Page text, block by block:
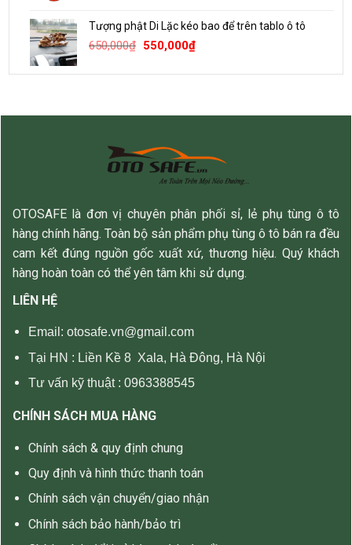
300,000₫.là:
250,000₫.
Tượng phật Di Lặc kéo bao để trên tablo ô tô
650,000₫ Giá
là:
550,000₫Giá
tại
OTOSAFE là đơn vị chuyên phân phối sỉ, lẻ phụ tùng ô tô
hàng chính hãng. Toàn bộ sản phẩm phụ tùng ô tô bán ra đều
cam kết đúng nguồn gốc xuất xứ, thương hiệu. Quý khách
hàng hoàn toàn có thể yên tâm khi sử dụng.
LIÊN HỆ
Email: otosafe.vn@gmail.com
Tại HN : Liền Kề 8 Xala, Hà Đông, Hà Nội
Tư vấn kỹ thuật : 0963388545
CHÍNH SÁCH MUA HÀNG
Chính sách & quy định chung
Quy định và hình thức thanh toán
Chính sách vận chuyển/giao nhận
Chính sách bảo hành/bảo trì